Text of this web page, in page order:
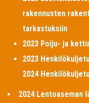
rakennusten
tarkastuksiin
2023 Poiju- ja
2023
2024
2024 Lentoaseman